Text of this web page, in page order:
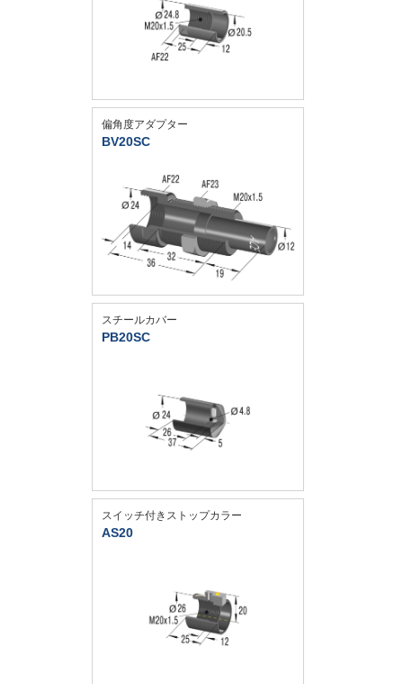
偏角度アダプター
BV20SC
スチールカバー
PB20SC
スイッチ付きストップカラー
AS20